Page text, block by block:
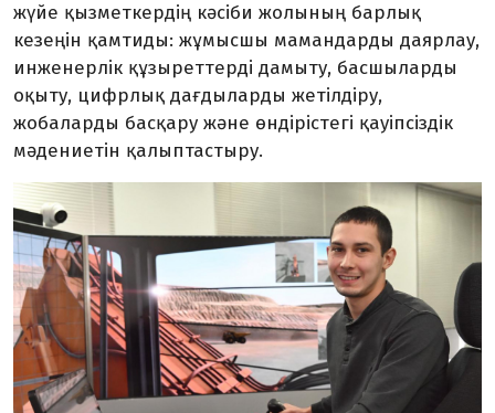
жүйе қызметкердің кәсіби жолының барлық
кезеңін қамтиды: жұмысшы мамандарды даярлау,
инженерлік құзыреттерді дамыту, басшыларды
оқыту, цифрлық дағдыларды жетілдіру,
жобаларды басқару және өндірістегі қауіпсіздік
мәдениетін қалыптастыру.